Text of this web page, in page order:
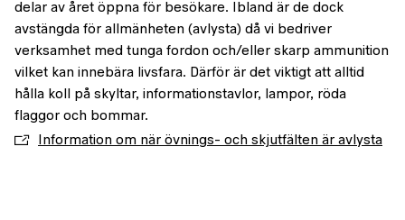
delar av året öppna för besökare. Ibland är de dock
avstängda för allmänheten (avlysta) då vi bedriver
verksamhet med tunga fordon och/eller skarp ammunition
vilket kan innebära livsfara. Därför är det viktigt att alltid
hålla koll på skyltar, informationstavlor, lampor, röda
flaggor och bommar.
Information om när övnings- och skjutfälten är avlysta